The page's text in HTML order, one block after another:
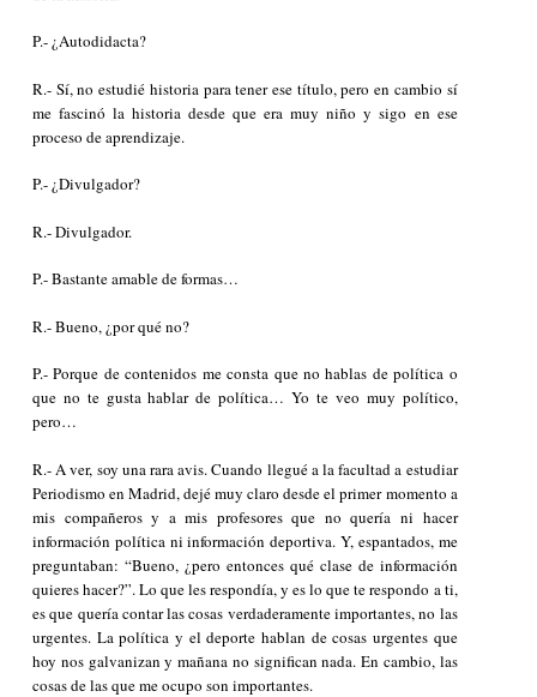
P.- ¿Autodidacta?
R.- Sí, no estudié historia para tener ese título, pero en cambio sí
me fascinó la historia desde que era muy niño y sigo en ese
proceso de aprendizaje.
P.- ¿Divulgador?
R.- Divulgador.
P.- Bastante amable de formas…
R.- Bueno, ¿por qué no?
P.- Porque de contenidos me consta que no hablas de política o
que no te gusta hablar de política… Yo te veo muy político,
pero…
R.- A ver, soy unarara avis. Cuando llegué a la facultad a estudiar
Periodismo en Madrid, dejé muy claro desde el primer momento a
mis compañeros y a mis profesores que no quería ni hacer
información política ni información deportiva. Y, espantados, me
preguntaban: “Bueno, ¿pero entonces qué clase de información
quieres hacer?”. Lo que les respondía, y es lo que te respondo a ti,
es que quería contar las cosas verdaderamente importantes, no las
urgentes. La política y el deporte hablan de cosas urgentes que
hoy nos galvanizan y mañana no significan nada. En cambio, las
cosas de las que me ocupo son importantes.